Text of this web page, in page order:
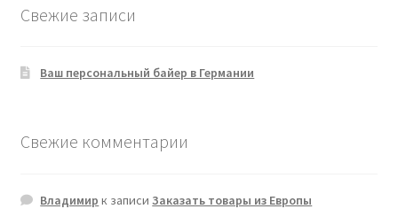
Свежие записи
Ваш персональный байер в Германии
Свежие комментарии
Владимир к записиЗаказать товары из Европы